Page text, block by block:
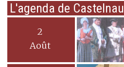
L'agenda de Castelnau
2
Août